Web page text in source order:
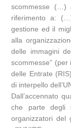
scommesse (…)
riferimento a:
gestione ed il
alla
delle immagini
scommesse” (per
delle Entrate
di interpello
Dall’accennato
che parte degli
organizzatori del